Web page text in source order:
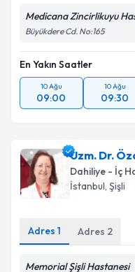
Medicana Zincirlikuyu
Büyükdere Cd. No:165
En Yakın Saatler
10 Ağu
09:00
10 Ağu
09:30
Uzm. Dr.
Dahiliye - İç
İstanbul, Şişli
Adres 1 Adres 2
Memorial Şişli Hastanesi